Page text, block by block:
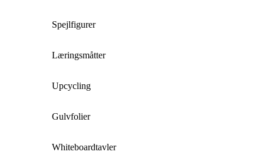
Spejlfigurer
Læringsmåtter
Upcycling
Gulvfolier
Whiteboardtavler